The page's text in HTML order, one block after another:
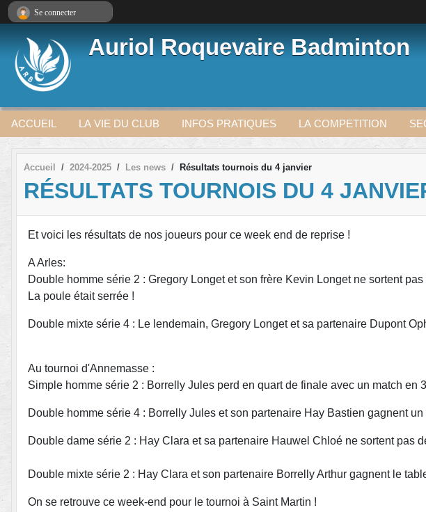
Auriol Roquevaire Badminton
ACCUEIL LA VIE DU CLUB INFOS PRATIQUES LA COMPETITION
Accueil 2024-2025 Les news Résultats tournois du 4 janvier
RÉSULTATS TOURNOIS DU 4
Et voici les résultats de nos joueurs pour ce week end de reprise !
A Arles:
Double homme série 2 : Gregory Longet et son frère Kevin Longet ne sortent
La poule était serrée !
Double mixte série 4 : Le lendemain, Gregory Longet et sa partenaire Dupont
Au tournoi d'Annemasse :
Simple homme série 2 : Borrelly Jules perd en quart de finale avec un match en
Double homme série 4 : Borrelly Jules et son partenaire Hay Bastien gagnent
Double dame série 2 : Hay Clara et sa partenaire Hauwel Chloé ne sortent pas
Double mixte série 2 : Hay Clara et son partenaire Borrelly Arthur gagnent le
On se retrouve ce week-end pour le tournoi à Saint Martin !
Se connecter
Panneau de gestion des cookies